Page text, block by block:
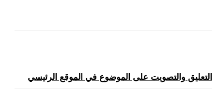
التعليق والتصويت على الموضوع في الموقع الرئيسي